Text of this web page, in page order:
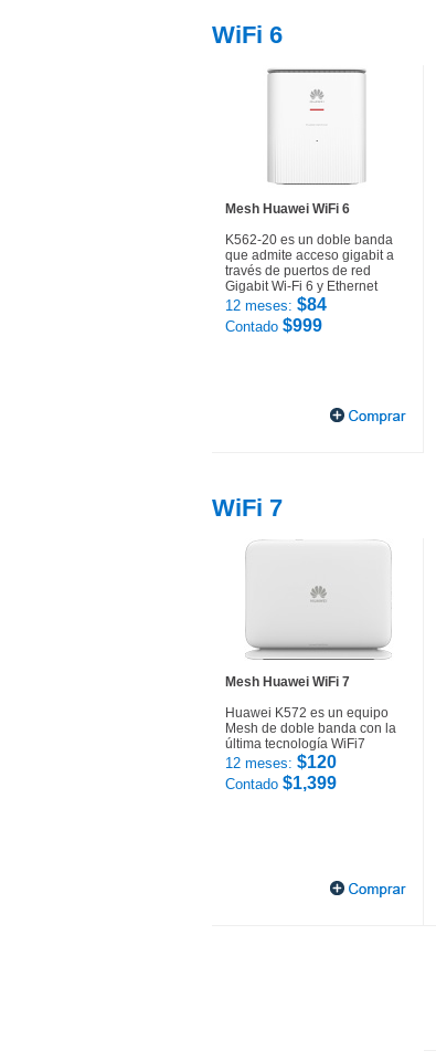
WiFi 6
Mesh Huawei WiFi 6
K562-20 es un doble banda
que admite acceso gigabit a
través de puertos de red
Gigabit Wi-Fi 6 y Ethernet
12 meses: $84
Contado $999
WiFi 7
Mesh Huawei WiFi 7
Huawei K572 es un equipo
Mesh de doble banda con la
última tecnología WiFi7
12 meses: $120
Contado $1,399